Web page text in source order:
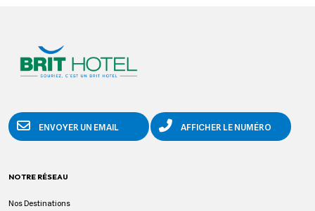
ENVOYER UN EMAIL AFFICHER LE NUMÉRO
NOTRE RÉSEAU
Nos Destinations